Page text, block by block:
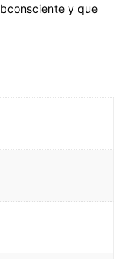
y que